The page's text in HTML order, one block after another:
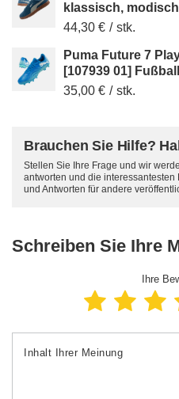
klassisch,
44,30 € / stk.
Puma Future 7
[107939 01]
35,00 € / stk.
Brauchen Sie Hilfe?
Stellen Sie Ihre Frage und wir
antworten und die interessantesten
und Antworten für andere
Schreiben Sie Ihre
Ihre
Inhalt Ihrer Meinung